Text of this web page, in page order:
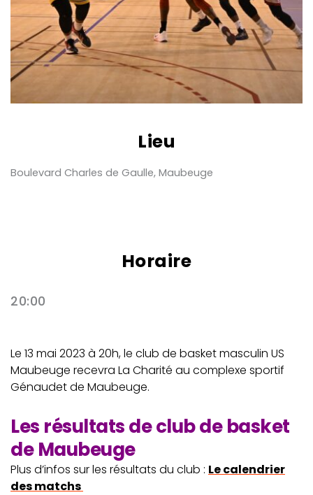
Lieu
Boulevard Charles de Gaulle, Maubeuge
Horaire
20:00
Le 13 mai 2023 à 20h, le club de basket masculin US
Maubeuge recevra La Charité au complexe sportif
Génaudet de Maubeuge.
Les résultats de club de basket
de Maubeuge
Plus d’infos sur les résultats du club : Le calendrier
des matchs